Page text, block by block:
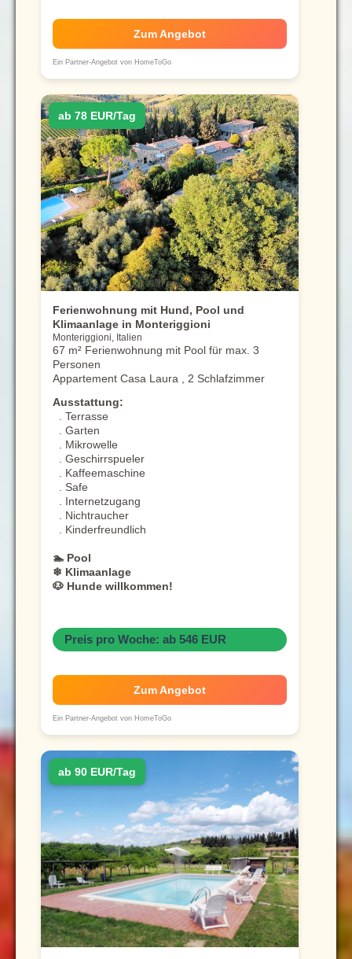
Zum Angebot
Ein Partner-Angebot von HomeToGo
ab 78 EUR/Tag
Ferienwohnung mit Hund, Pool und
Klimaanlage in Monteriggioni
Monteriggioni, Italien
67 m² Ferienwohnung mit Pool für max. 3
Personen
Appartement Casa Laura , 2 Schlafzimmer
Ausstattung:
. Terrasse
. Garten
. Mikrowelle
. Geschirrspueler
. Kaffeemaschine
. Safe
. Internetzugang
. Nichtraucher
. Kinderfreundlich
🏊 Pool
❄ Klimaanlage
🐶 Hunde willkommen!
Preis pro Woche: ab 546 EUR
Zum Angebot
Ein Partner-Angebot von HomeToGo
ab 90 EUR/Tag